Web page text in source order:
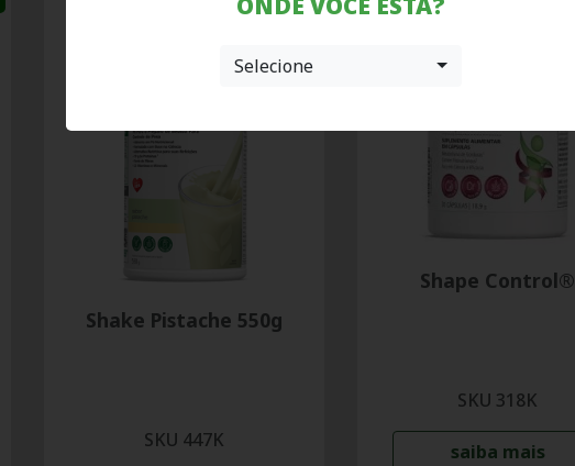
Shake Pistache 550g
SKU 447K
Shape Control®
SKU 318K
saiba mais
Selecione